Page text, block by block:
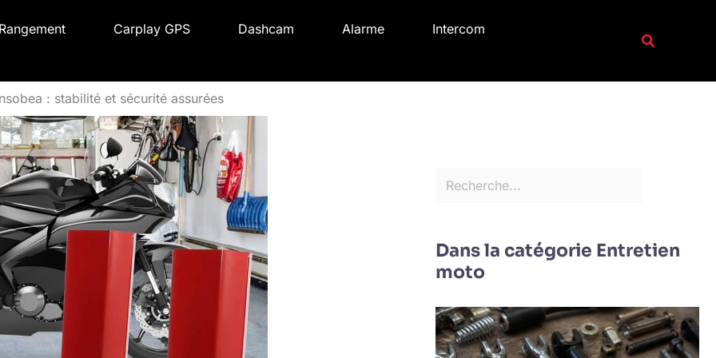
Rangement Carplay GPS Dashcam Alarme
Intercom
: stabilité et sécurité assurées
e
rDans la catégorie Entretien
moto